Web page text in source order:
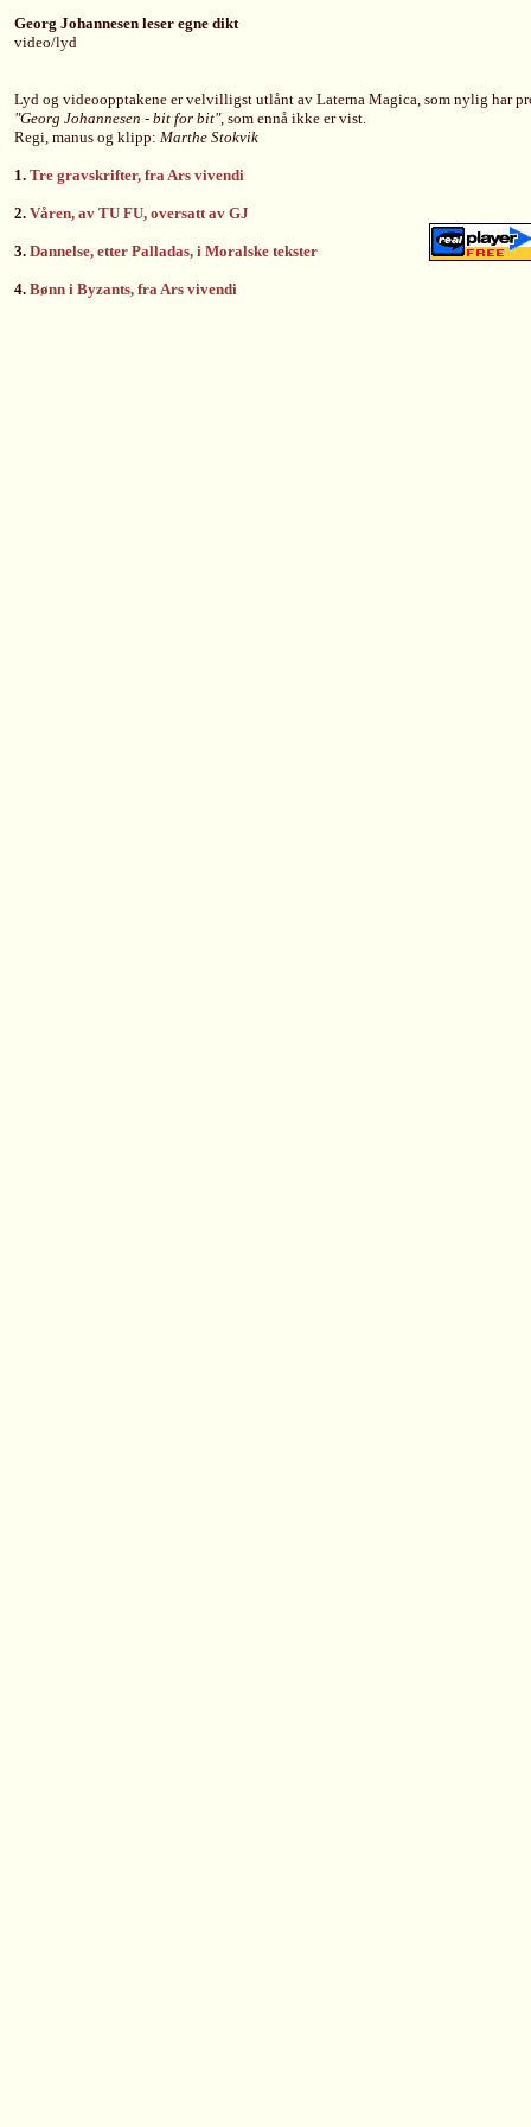
Georg Johannesen leser egne dikt
video/lyd
Lyd og videoopptakene er velvilligst utlånt av Laterna Magica, som nylig har
"Georg Johannesen - bit for bit", som ennå ikke er vist.
Regi, manus og klipp: Marthe Stokvik
1. Tre gravskrifter, fra Ars vivendi
2. Våren, av TU FU, oversatt av GJ
3. Dannelse, etter Palladas, i Moralske tekster
4. Bønn i Byzants, fra Ars vivendi